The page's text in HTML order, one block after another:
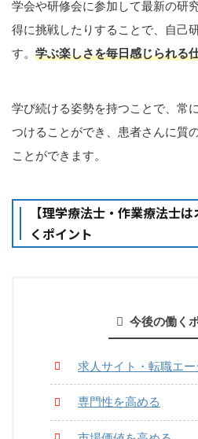
学会や研修会に参加して最新の研
得に挑戦したりすることで、自己
す。 学ぶ楽しさを毎日感じられる
学び続ける姿勢を持つことで、常
つけることができ、患者さんに質
ことができます。
【理学療法士・作業療法士
くポイント
今後の働く
求人サイト・転職エ
専門性を高める